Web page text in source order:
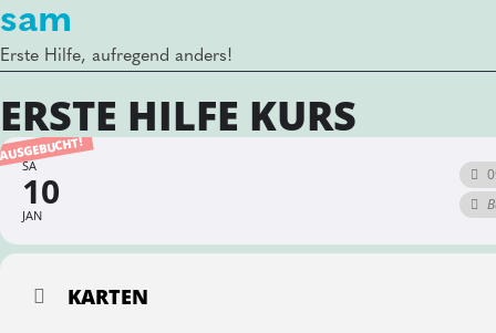
sam
Erste Hilfe, aufregend anders!
ERSTE HILFE KURS
SA
10
JAN
KARTEN